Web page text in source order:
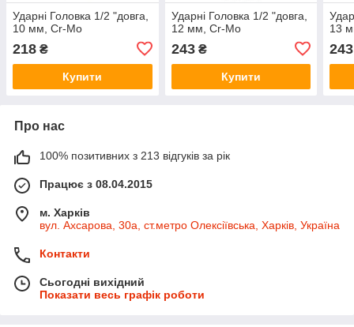
Ударні Головка 1/2 "довга,
10 мм, Cr-Mo
218 ₴
Купити
Ударні Головка 1/2 "довга,
12 мм, Cr-Mo
243₴
Купити
13
243
Про нас
100% позитивних з 213 відгуків за рік
Працює з 08.04.2015
м. Харків
вул. Ахсарова, 30а, ст.метро Олексіївська, Харків, Україна
Контакти
Сьогодні вихідний
Показати весь графік роботи